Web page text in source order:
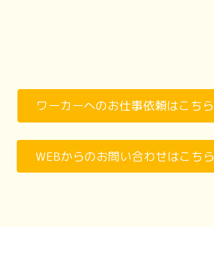
ワーカーへのお仕事依頼はこちら
WEBからのお問い合わせはこちら